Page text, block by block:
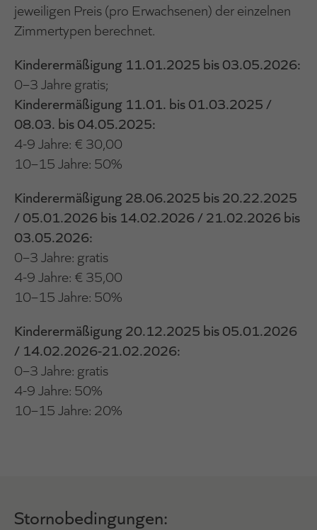
jeweiligen Preis (pro Erwachsenen) der einzelnen
Zimmertypen berechnet.
Kinderermäßigung 11.01.2025 bis 03.05.2026:
0–3 Jahre gratis;
Kinderermäßigung 11.01. bis 01.03.2025 /
08.03. bis 04.05.2025:
4-9 Jahre: € 30,00
10–15 Jahre: 50%
Kinderermäßigung 28.06.2025 bis 20.22.2025
/ 05.01.2026 bis 14.02.2026 / 21.02.2026 bis
03.05.2026:
0–3 Jahre: gratis
4-9 Jahre: € 35,00
10–15 Jahre: 50%
Kinderermäßigung 20.12.2025 bis 05.01.2026
/ 14.02.2026-21.02.2026:
0–3 Jahre: gratis
4-9 Jahre: 50%
10–15 Jahre: 20%
Stornobedingungen: